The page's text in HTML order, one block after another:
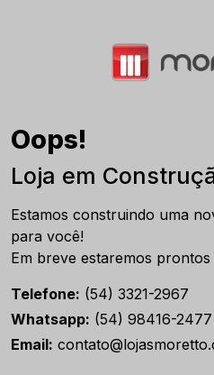
Oops!
Loja em
Estamos construindo uma
para você!
Em breve estaremos
Telefone: (54) 3321-2967
Whatsapp: (54) 98416-2477
Email: